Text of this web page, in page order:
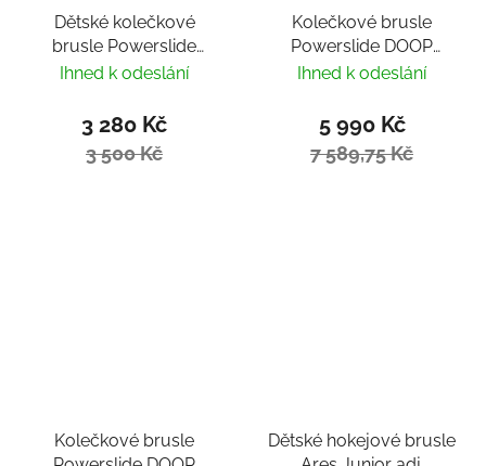
Dětské kolečkové
brusle Powerslide
Universe Red
Ihned k odeslání
3 280 Kč
3 500 Kč
Kolečkové brusle
Powerslide DOOP
Urban 100
Ihned k odeslání
5 990 Kč
7 589,75 Kč
Kolečkové brusle
Dětské hokejové brusle